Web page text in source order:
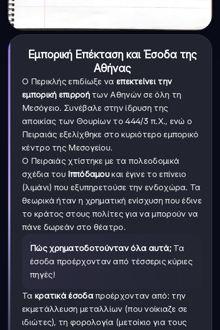
Εμπορική Επέκταση και Έσοδα της
Αθήνας
Ο Περικλής επιδίωξε να επεκτείνει την
εμπορική επιρροήτων Αθηνών σε όλη τη
Μεσόγειο. Συνέβαλε στην ίδρυση της
αποικίας των Θουρίων το 444/3 π.Χ., ενώ ο
Πειραιάς εξελίχθηκε στο κυριότερο εμπορικό
κέντρο της Μεσογείου.
Ο Πειραιάς χτίστηκε με τα πολεοδομικά
σχέδια του Ιππόδαμου και έγινε το επίνειο
(λιμάνι) που εξυπηρετούσε την ενδοχώρα. Τα
θεωρικά ήταν η χρηματική ενίσχυση που έδινε
το κράτος στους πολίτες για να μπορούν να
πάνε δωρεάν στο θέατρο.
Πώς χρηματοδοτούνταν όλα αυτά; Τα
έσοδα προέρχονταν από τέσσερις κύριες
πηγές!
Τα κρατικά έσοδαπροέρχονταν από: την
εκμετάλλευση μεταλλίων (που νοίκιαζε σε
ιδιώτες), τη φορολογία (μετοίκιο για τους